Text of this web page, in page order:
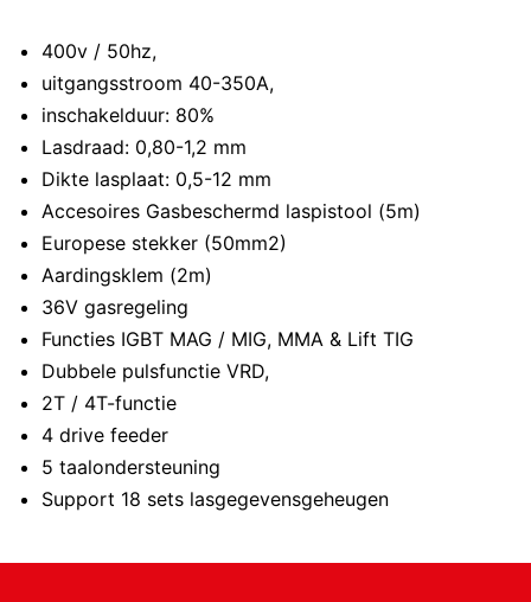
400v / 50hz,
uitgangsstroom 40-350A,
inschakelduur: 80%
Lasdraad: 0,80-1,2 mm
Dikte lasplaat: 0,5-12 mm
Accesoires Gasbeschermd laspistool (5m)
Europese stekker (50mm2)
Aardingsklem (2m)
36V gasregeling
Functies IGBT MAG / MIG, MMA & Lift TIG
Dubbele pulsfunctie VRD,
2T / 4T-functie
4 drive feeder
5 taalondersteuning
Support 18 sets lasgegevensgeheugen